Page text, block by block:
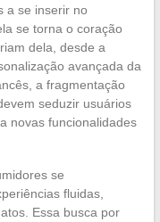
a se inserir no
se torna o coração
dela, desde a
avançada da
a fragmentação
seduzir usuários
novas funcionalidades
se
fluidas,
Essa busca por